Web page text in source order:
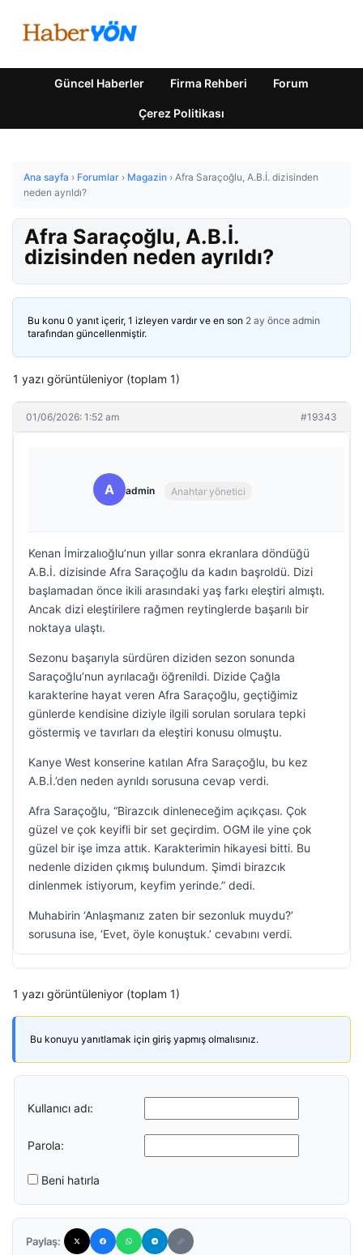
Güncel Haberler Firma Rehberi Forum
Çerez Politikası
Ana sayfa › Forumlar › Magazin › Afra Saraçoğlu, A.B.İ. dizisinden
neden ayrıldı?
Afra Saraçoğlu, A.B.İ.
dizisinden neden ayrıldı?
Bu konu 0 yanıt içerir, 1 izleyen vardır ve en son 2 ay önce admin
tarafından güncellenmiştir.
1 yazı görüntüleniyor (toplam 1)
01/06/2026: 1:52 am #19343
A admin Anahtar yönetici
Kenan İmirzalıoğlu’nun yıllar sonra ekranlara döndüğü
A.B.İ. dizisinde Afra Saraçoğlu da kadın başroldü. Dizi
başlamadan önce ikili arasındaki yaş farkı eleştiri almıştı.
Ancak dizi eleştirilere rağmen reytinglerde başarılı bir
noktaya ulaştı.
Sezonu başarıyla sürdüren diziden sezon sonunda
Saraçoğlu’nun ayrılacağı öğrenildi. Dizide Çağla
karakterine hayat veren Afra Saraçoğlu, geçtiğimiz
günlerde kendisine diziyle ilgili sorulan sorulara tepki
göstermiş ve tavırları da eleştiri konusu olmuştu.
Kanye West konserine katılan Afra Saraçoğlu, bu kez
A.B.İ.’den neden ayrıldı sorusuna cevap verdi.
Afra Saraçoğlu, “Birazcık dinleneceğim açıkçası. Çok
güzel ve çok keyifli bir set geçirdim. OGM ile yine çok
güzel bir işe imza attık. Karakterimin hikayesi bitti. Bu
nedenle diziden çıkmış bulundum. Şimdi birazcık
dinlenmek istiyorum, keyfim yerinde.” dedi.
Muhabirin ‘Anlaşmanız zaten bir sezonluk muydu?’
sorusuna ise, ‘Evet, öyle konuştuk.’ cevabını verdi.
1 yazı görüntüleniyor (toplam 1)
Bu konuyu yanıtlamak için giriş yapmış olmalısınız.
Kullanıcı adı:
Parola:
Beni hatırla
Paylaş: